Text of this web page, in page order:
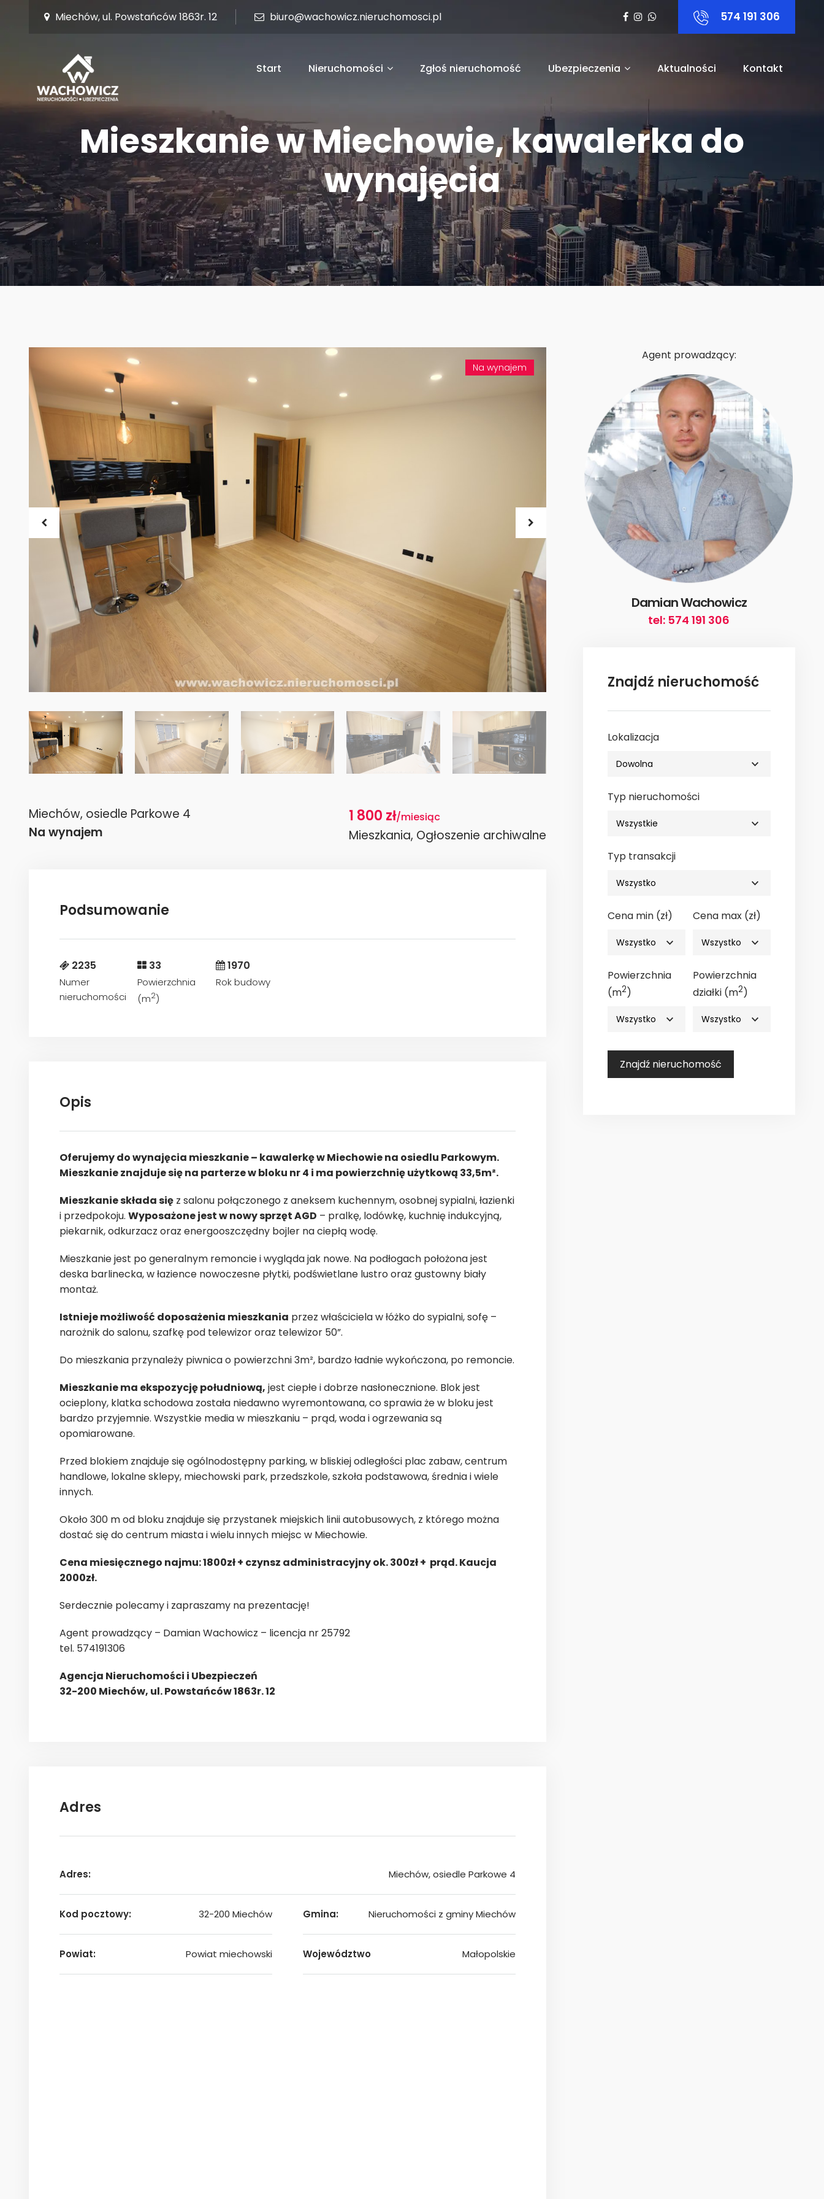
Miechów, ul. Powstańców 1863r. 12 biuro@wachowicz.nieruchomosci.pl 574 191 306
Start Nieruchomości Zgłoś nieruchomość Ubezpieczenia Aktualności Kontakt
Mieszkanie w Miechowie, kawalerka do
wynajęcia
Na wynajem
Miechów, osiedle Parkowe 4
Na wynajem
1 800 zł/miesiąc
Mieszkania, Ogłoszenie archiwalne
Podsumowanie
2235
Numer
nieruchomości
33
Powierzchnia
(m2)
1970
Rok budowy
Opis
Oferujemy do wynajęcia mieszkanie – kawalerkę w Miechowie na osiedlu Parkowym.
Mieszkanie znajduje się na parterze w bloku nr 4 i ma powierzchnię użytkową 33,5m².
Mieszkanie składa się z salonu połączonego z aneksem kuchennym, osobnej sypialni, łazienki
i przedpokoju. Wyposażone jest w nowy sprzęt AGD – pralkę, lodówkę, kuchnię indukcyjną,
piekarnik, odkurzacz oraz energooszczędny bojler na ciepłą wodę.
Mieszkanie jest po generalnym remoncie i wygląda jak nowe. Na podłogach położona jest
deska barlinecka, w łazience nowoczesne płytki, podświetlane lustro oraz gustowny biały
montaż.
Istnieje możliwość doposażenia mieszkania przez właściciela w łóżko do sypialni, sofę –
narożnik do salonu, szafkę pod telewizor oraz telewizor 50”.
Do mieszkania przynależy piwnica o powierzchni 3m², bardzo ładnie wykończona, po remoncie.
Mieszkanie ma ekspozycję południową, jest ciepłe i dobrze nasłonecznione. Blok jest
ocieplony, klatka schodowa została niedawno wyremontowana, co sprawia że w bloku jest
bardzo przyjemnie. Wszystkie media w mieszkaniu – prąd, woda i ogrzewania są
opomiarowane.
Przed blokiem znajduje się ogólnodostępny parking, w bliskiej odległości plac zabaw, centrum
handlowe, lokalne sklepy, miechowski park, przedszkole, szkoła podstawowa, średnia i wiele
innych.
Około 300 m od bloku znajduje się przystanek miejskich linii autobusowych, z którego można
dostać się do centrum miasta i wielu innych miejsc w Miechowie.
Cena miesięcznego najmu: 1800zł + czynsz administracyjny ok. 300zł + prąd. Kaucja
2000zł.
Serdecznie polecamy i zapraszamy na prezentację!
Agent prowadzący – Damian Wachowicz – licencja nr 25792
tel. 574191306
Agencja Nieruchomości i Ubezpieczeń
32-200 Miechów, ul. Powstańców 1863r. 12
Adres
Adres: Miechów, osiedle Parkowe 4
Kod pocztowy: 32-200 Miechów Gmina: Nieruchomości z gminy Miechów
Powiat: Powiat miechowski Województwo Małopolskie
Agent prowadzący:
Damian Wachowicz
tel: 574 191 306
Znajdź nieruchomość
Lokalizacja
Typ nieruchomości
Typ transakcji
Cena min (zł) Cena max (zł)
Powierzchnia
(m2)
Powierzchnia
działki (m2)